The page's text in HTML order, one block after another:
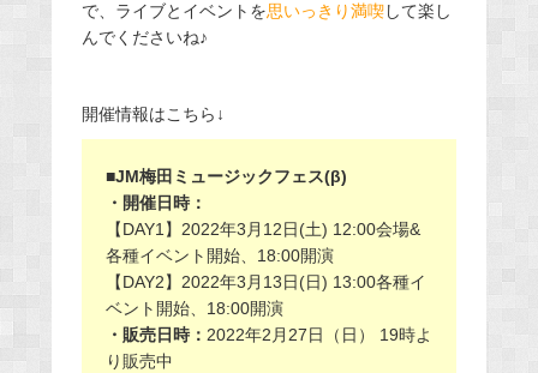
で、ライブとイベントを思いっきり満喫して楽し
んでくださいね♪
開催情報はこちら↓
■JM梅田ミュージックフェス(β)
・開催日時：
【DAY1】2022年3月12日(土) 12:00会場&
各種イベント開始、18:00開演
【DAY2】2022年3月13日(日) 13:00各種イ
ベント開始、18:00開演
・販売日時： 2022年2月27日（日） 19時よ
り販売中